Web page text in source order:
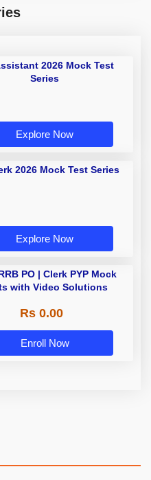
2026 Mock Test
Series
Explore Now
2026 Mock Test Series
Explore Now
PO | Clerk PYP Mock
with Video Solutions
Rs 0.00
Enroll Now